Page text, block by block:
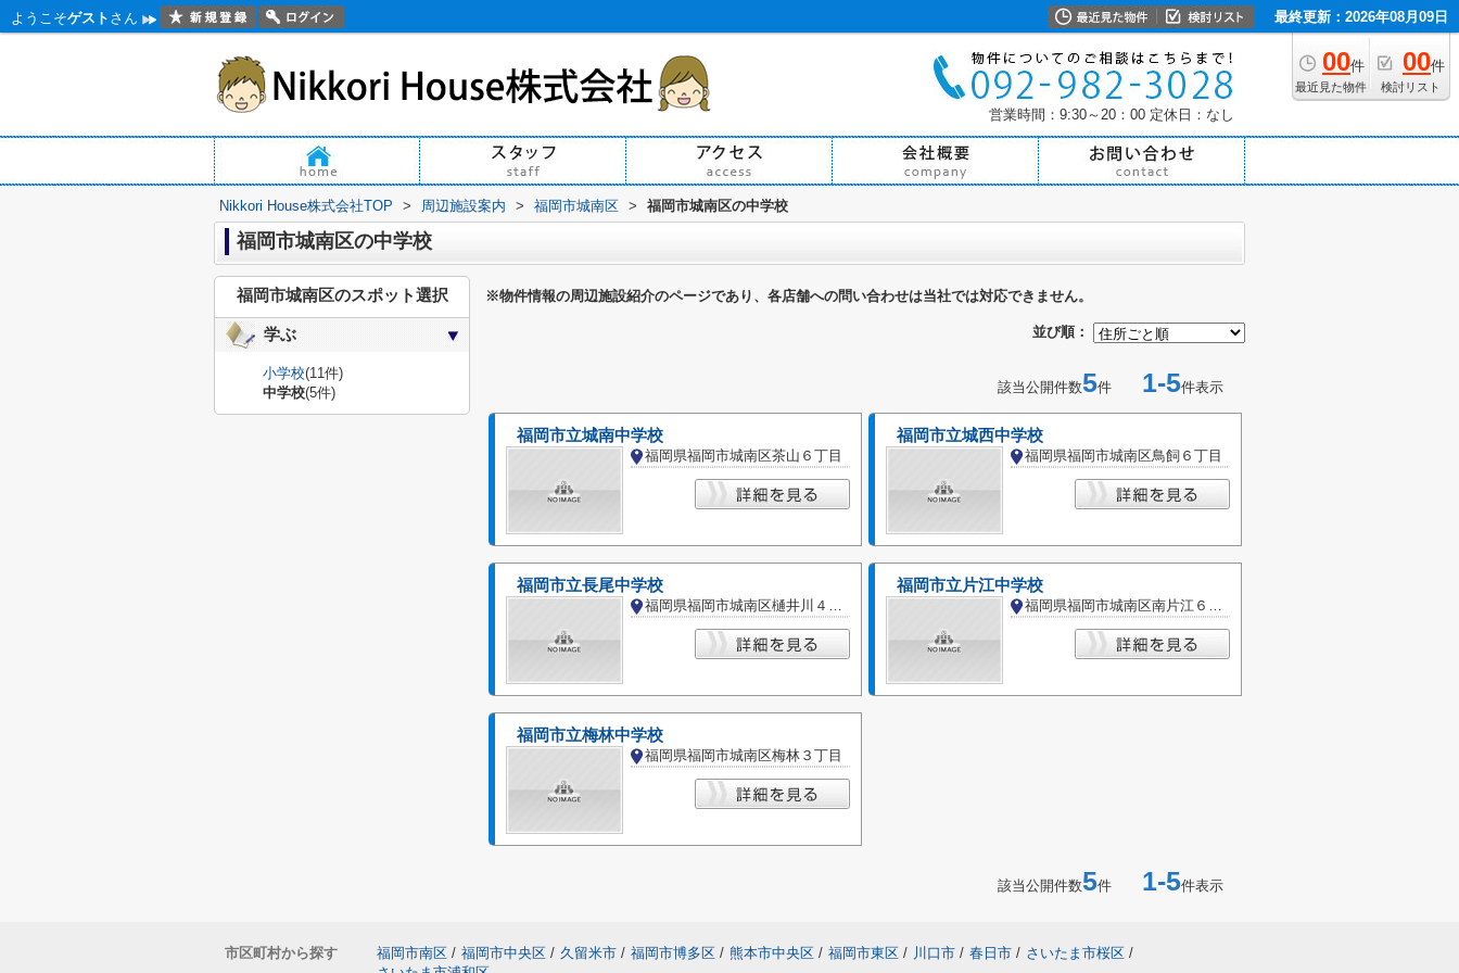
ようこそゲスト さん 最終更新：2026年08月09日
00件
最近見た物件
00件
検討リスト
営業時間：9:30～20：00 定休日：なし
Nikkori House株式会社TOP > 周辺施設案内 > 福岡市城南区 > 福岡市城南区の中学校
福岡市城南区の中学校
※物件情報の周辺施設紹介のページであり、各店舗への問い合わせは当社では対応できません。
並び順：
該当公開件数5件 1-5件表示
福岡市立城南中学校
福岡県福岡市城南区茶山６丁目
福岡市立城西中学校
福岡県福岡市城南区鳥飼６丁目
福岡市立長尾中学校
福岡県福岡市城南区樋井川４丁目
福岡市立片江中学校
福岡県福岡市城南区南片江６丁目
福岡市立梅林中学校
福岡県福岡市城南区梅林３丁目
該当公開件数5件 1-5件表示
福岡市城南区のスポット選択
学ぶ
小学校(11件)
中学校(5件)
市区町村から探す 福岡市南区 / 福岡市中央区 / 久留米市 / 福岡市博多区 / 熊本市中央区 / 福岡市東区 / 川口市 / 春日市 / さいたま市桜区 /